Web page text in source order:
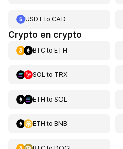
USDT to CAD
Crypto en crypto
BTCto ETH
SOL to TRX
ETH to SOL
ETH to BNB